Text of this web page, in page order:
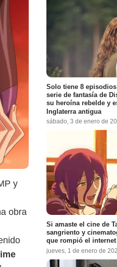
y
obra
Solo tiene 8
serie de fantasía de
su heroína rebelde y
Inglaterra antigua
sábado, 3 de enero de
Si amaste el cine de
sangriento y
que rompió el internet
jueves, 1 de enero de